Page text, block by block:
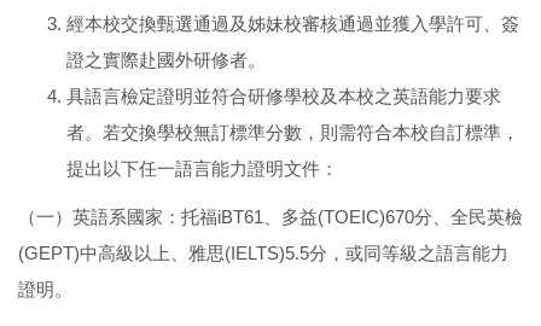
經本校交換甄選通過及姊妹校審核通過並獲入學許可、簽
證之實際赴國外研修者。
具語言檢定證明並符合研修學校及本校之英語能力要求
者。若交換學校無訂標準分數，則需符合本校自訂標準，
提出以下任一語言能力證明文件：
（一）英語系國家：托福iBT61、多益(TOEIC)670分、全民英檢
(GEPT)中高級以上、雅思(IELTS)5.5分，或同等級之語言能力
證明。